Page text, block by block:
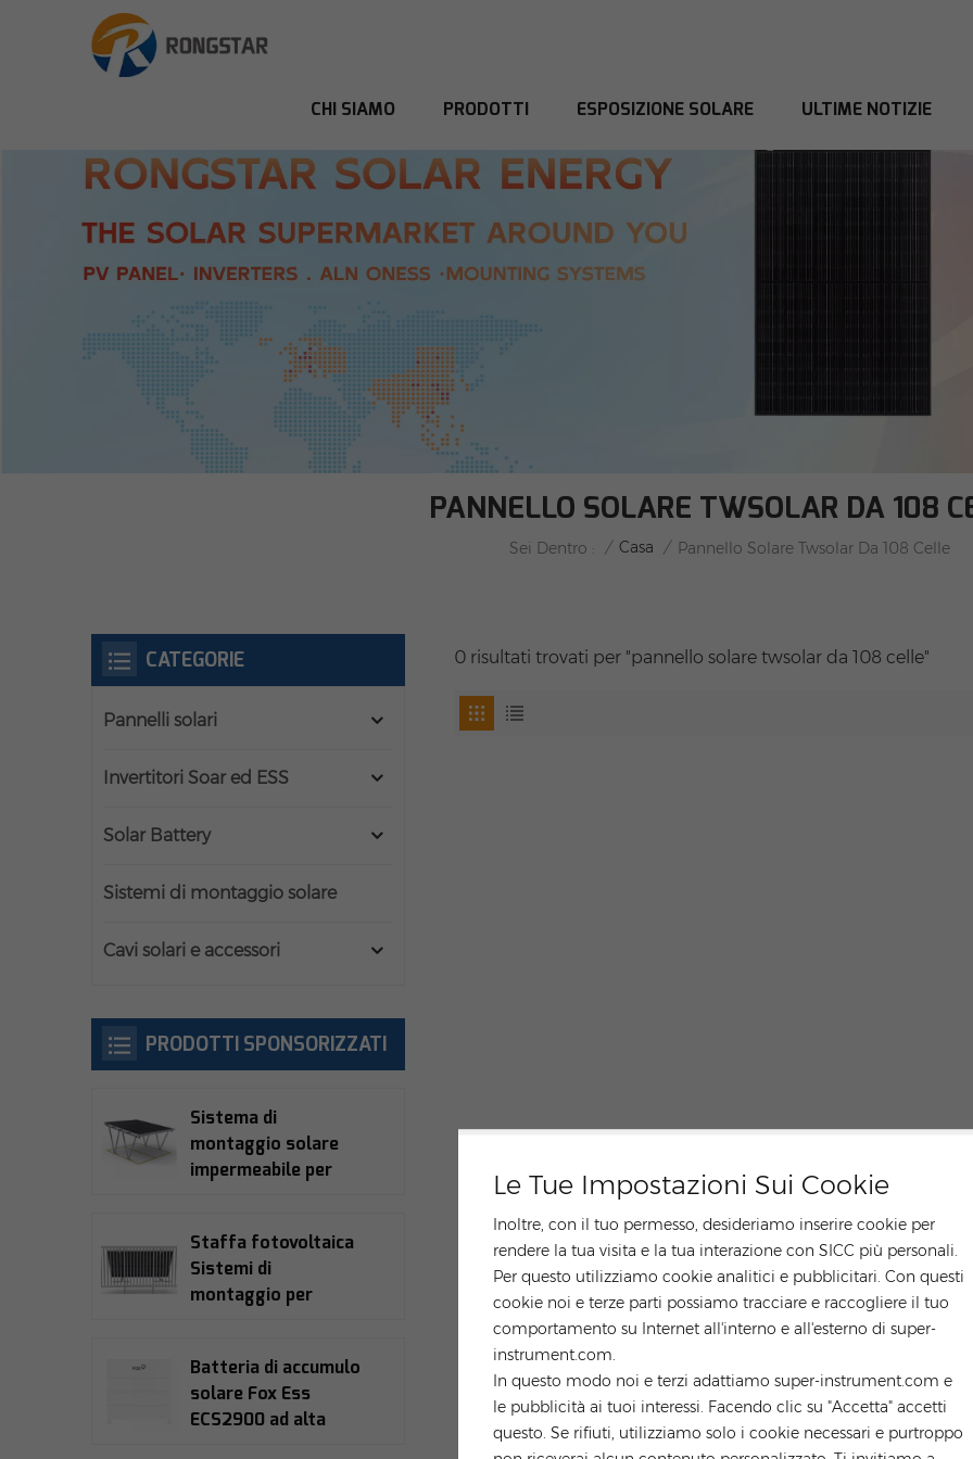
Le Tue Impostazioni Sui Cookie
Inoltre, con il tuo permesso, desideriamo inserire cookie per
rendere la tua visita e la tua interazione con SICC più personali.
Per questo utilizziamo cookie analitici e pubblicitari. Con questi
cookie noi e terze parti possiamo tracciare e raccogliere il tuo
comportamento su Internet all'interno e all'esterno di super-
instrument.com.
In questo modo noi e terzi adattiamo super-instrument.com e
le pubblicità ai tuoi interessi. Facendo clic su "Accetta" accetti
questo. Se rifiuti, utilizziamo solo i cookie necessari e purtroppo
CHI SIAMO PRODOTTI ESPOSIZIONE SOLARE ULTIME NOTIZIE
PANNELLO SOLARE TWSOLAR DA 108
Sei Dentro : / Casa / Pannello Solare Twsolar Da 108 Celle
0 risultati trovati per "pannello solare twsolar da 108 celle"
CATEGORIE
Pannelli solari
Invertitori Soar ed ESS
Solar Battery
Sistemi di montaggio solare
Cavi solari e accessori
PRODOTTI SPONSORIZZATI
Sistema di
montaggio solare
impermeabile per
Staffa fotovoltaica
Sistemi di
montaggio per
Batteria di accumulo
solare Fox Ess
ECS2900 ad alta